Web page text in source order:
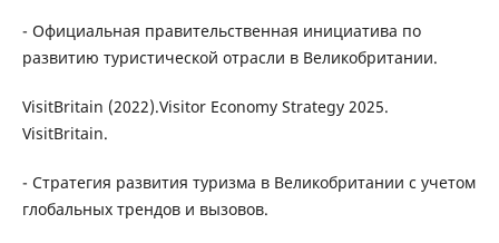
- Официальная правительственная инициатива по
развитию туристической отрасли в Великобритании.
VisitBritain (2022).Visitor Economy Strategy 2025.
VisitBritain.
- Стратегия развития туризма в Великобритании с учетом
глобальных трендов и вызовов.